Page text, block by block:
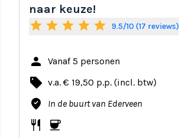
naar keuze!
star star star star star 9.5/10 (17 reviews)
person Vanaf 5 personen
local_offer v.a. € 19,50 p.p. (incl. btw)
where_to_vote In de buurt van Ederveen
restaurant coffee